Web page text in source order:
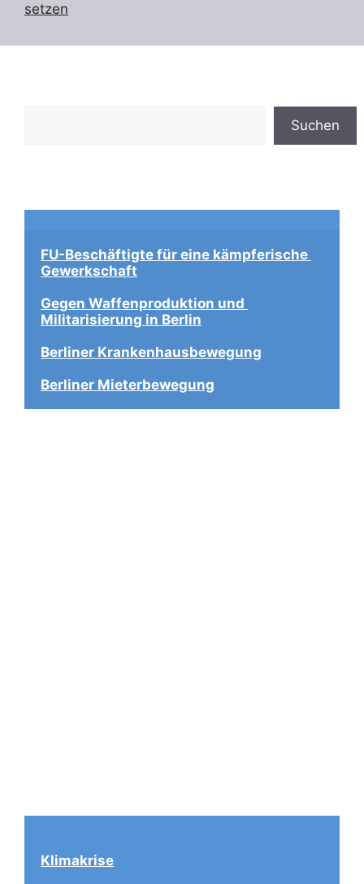
setzen
Suchen
FU-Beschäftigte für eine kämpferische
Gewerkschaft
Gegen Waffenproduktion und
Militarisierung in Berlin
Berliner Krankenhausbewegung
Berliner Mieterbewegung
Klimakrise